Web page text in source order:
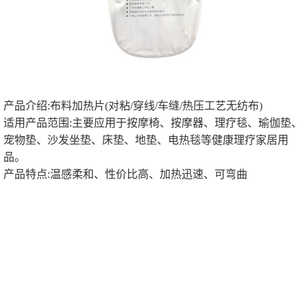
产品介绍:布料加热片(对粘/穿线/车缝/热压工艺无纺布)
适用产品范围:主要应用于按摩椅、按摩器、理疗毯、瑜伽垫、
宠物垫、沙发坐垫、床垫、地垫、电热毯等健康理疗家居用
品。
产品特点:温感柔和、性价比高、加热迅速、可弯曲